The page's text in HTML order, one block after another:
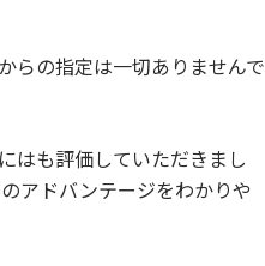
らの指定は一切ありませんで
はも評価していただきまし
アドバンテージをわかりや